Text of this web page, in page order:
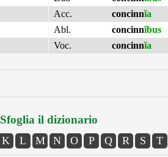
Acc.
concinnĭa
Abl.
concinnĭbus
Voc.
concinnĭa
Sfoglia il dizionario
K L M N O P Q R S T